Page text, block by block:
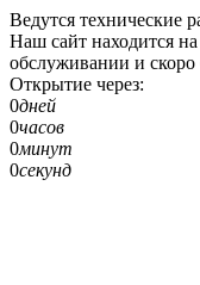
Ведутся технические
Наш сайт находится
обслуживании и скоро
Открытие через:
0дней
0часов
0минут
0секунд